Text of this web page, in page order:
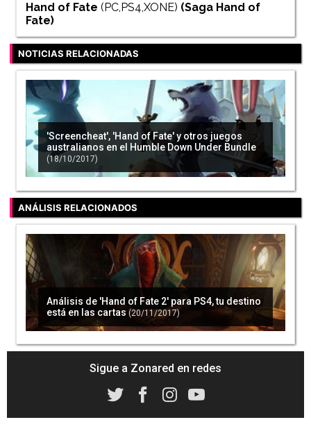
Hand of Fate (PC,PS4,XONE) (Saga Hand of
Fate)
NOTICIAS RELACIONADAS
'Screencheat', 'Hand of Fate' y otros juegos
australianos en el Humble Down Under Bundle
(18/10/2017)
ANÁLISIS RELACIONADOS
Análisis de 'Hand of Fate 2' para PS4, tu destino
está en las cartas (20/11/2017)
Sigue a Zonared en redes